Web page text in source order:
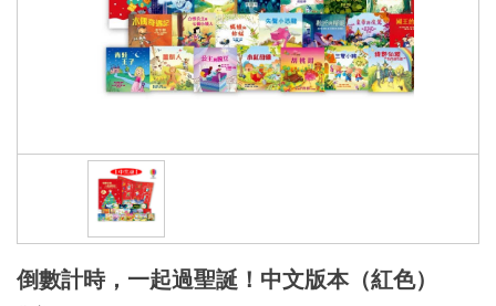
倒數計時，一起過聖誕！中文版本（紅色）